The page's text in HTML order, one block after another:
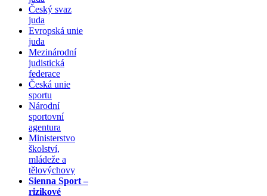
Český svaz
juda
Evropská unie
juda
Mezinárodní
judistická
federace
Česká unie
sportu
Národní
sportovní
agentura
Ministerstvo
školství,
mládeže a
tělovýchovy
Sienna Sport –
rizikové